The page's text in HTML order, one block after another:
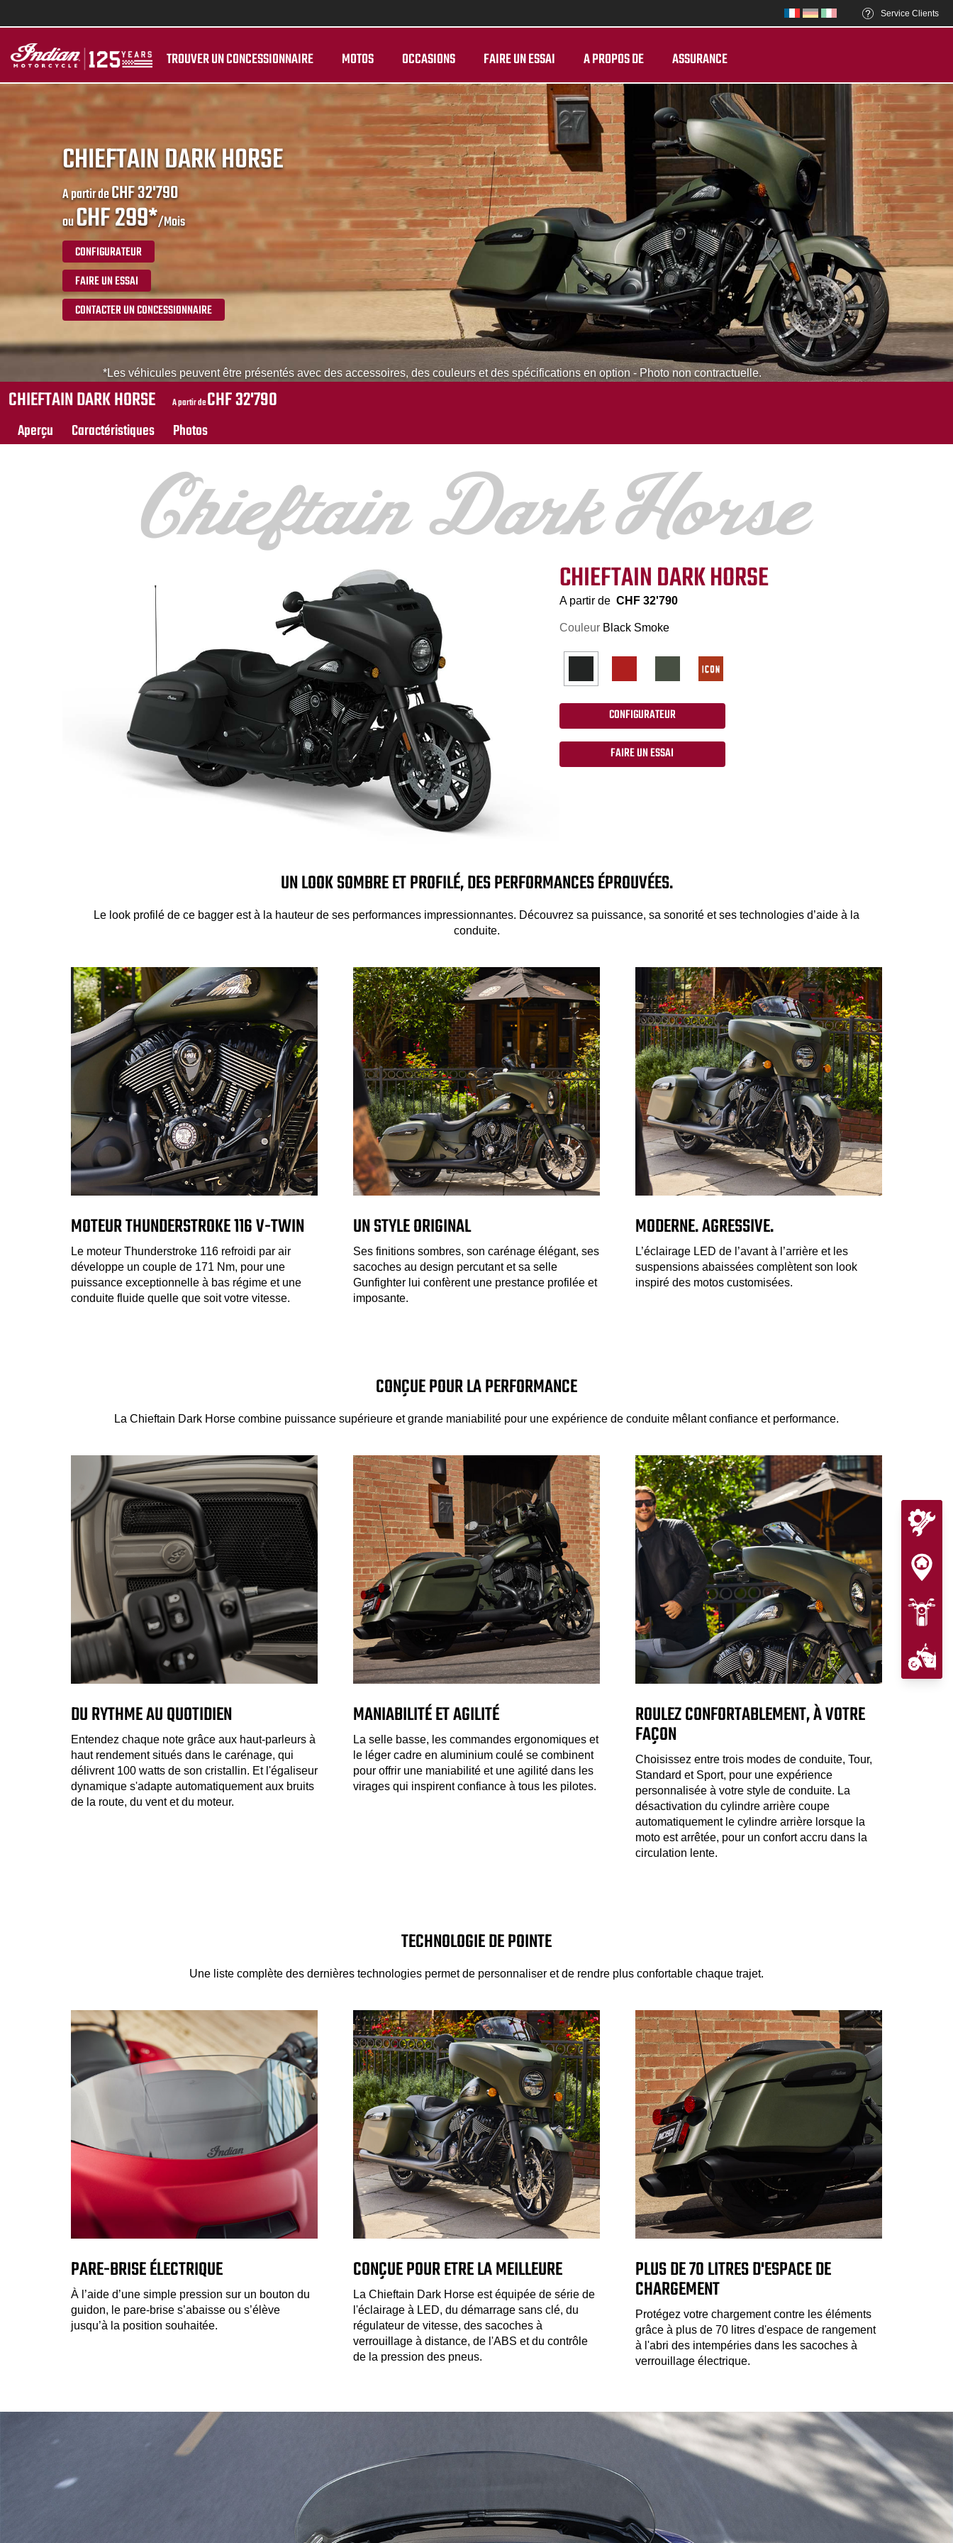
Service Clients
TROUVER UN CONCESSIONNAIRE MOTOS OCCASIONS FAIRE UN ESSAI A PROPOS DE ASSURANCE
*Les véhicules peuvent être présentés avec des accessoires, des couleurs et des spécifications en option - Photo non contractuelle.
CHIEFTAIN DARK HORSE
A partir deCHF 32'790
ouCHF 299*/Mois
CONFIGURATEUR
FAIRE UN ESSAI
CONTACTER UN CONCESSIONNAIRE
CHIEFTAIN DARK HORSE A partir deCHF 32'790
Aperçu Caractéristiques Photos
CHIEFTAIN DARK HORSE
A partir de CHF 32'790
Couleur Black Smoke
CONFIGURATEUR
FAIRE UN ESSAI
UN LOOK SOMBRE ET PROFILÉ, DES PERFORMANCES ÉPROUVÉES.
Le look profilé de ce bagger est à la hauteur de ses performances impressionnantes. Découvrez sa puissance, sa sonorité et ses technologies d’aide à la
conduite.
MOTEUR THUNDERSTROKE 116 V-TWIN
Le moteur Thunderstroke 116 refroidi par air
développe un couple de 171 Nm, pour une
puissance exceptionnelle à bas régime et une
conduite fluide quelle que soit votre vitesse.
UN STYLE ORIGINAL
Ses finitions sombres, son carénage élégant, ses
sacoches au design percutant et sa selle
Gunfighter lui confèrent une prestance profilée et
imposante.
MODERNE. AGRESSIVE.
L’éclairage LED de l’avant à l’arrière et les
suspensions abaissées complètent son look
inspiré des motos customisées.
CONÇUE POUR LA PERFORMANCE
La Chieftain Dark Horse combine puissance supérieure et grande maniabilité pour une expérience de conduite mêlant confiance et performance.
DU RYTHME AU QUOTIDIEN
Entendez chaque note grâce aux haut-parleurs à
haut rendement situés dans le carénage, qui
délivrent 100 watts de son cristallin. Et l'égaliseur
dynamique s'adapte automatiquement aux bruits
de la route, du vent et du moteur.
MANIABILITÉ ET AGILITÉ
La selle basse, les commandes ergonomiques et
le léger cadre en aluminium coulé se combinent
pour offrir une maniabilité et une agilité dans les
virages qui inspirent confiance à tous les pilotes.
ROULEZ CONFORTABLEMENT, À VOTRE
FAÇON
Choisissez entre trois modes de conduite, Tour,
Standard et Sport, pour une expérience
personnalisée à votre style de conduite. La
désactivation du cylindre arrière coupe
automatiquement le cylindre arrière lorsque la
moto est arrêtée, pour un confort accru dans la
circulation lente.
TECHNOLOGIE DE POINTE
Une liste complète des dernières technologies permet de personnaliser et de rendre plus confortable chaque trajet.
PARE-BRISE ÉLECTRIQUE
À l’aide d’une simple pression sur un bouton du
guidon, le pare-brise s’abaisse ou s’élève
jusqu’à la position souhaitée.
CONÇUE POUR ETRE LA MEILLEURE
La Chieftain Dark Horse est équipée de série de
l'éclairage à LED, du démarrage sans clé, du
régulateur de vitesse, des sacoches à
verrouillage à distance, de l'ABS et du contrôle
de la pression des pneus.
PLUS DE 70 LITRES D'ESPACE DE
CHARGEMENT
Protégez votre chargement contre les éléments
grâce à plus de 70 litres d'espace de rangement
à l'abri des intempéries dans les sacoches à
verrouillage électrique.